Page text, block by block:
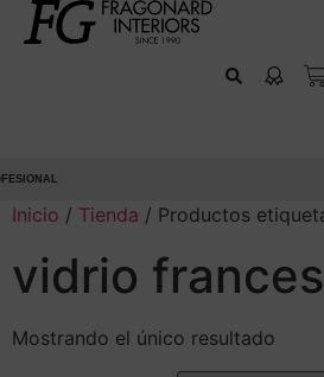
Inicio / Tienda / Productos
vidrio frances
Mostrando el único resultado